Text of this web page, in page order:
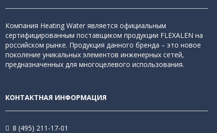
Компания Heating Water является официальным
сертифицированным поставщиком продукции FLEXALEN на
российском рынке. Продукция данного бренда – это новое
поколение уникальных элементов инженерных сетей,
предназначенных для многоцелевого использования.
КОНТАКТНАЯ ИНФОРМАЦИЯ
8 (495) 211-17-01